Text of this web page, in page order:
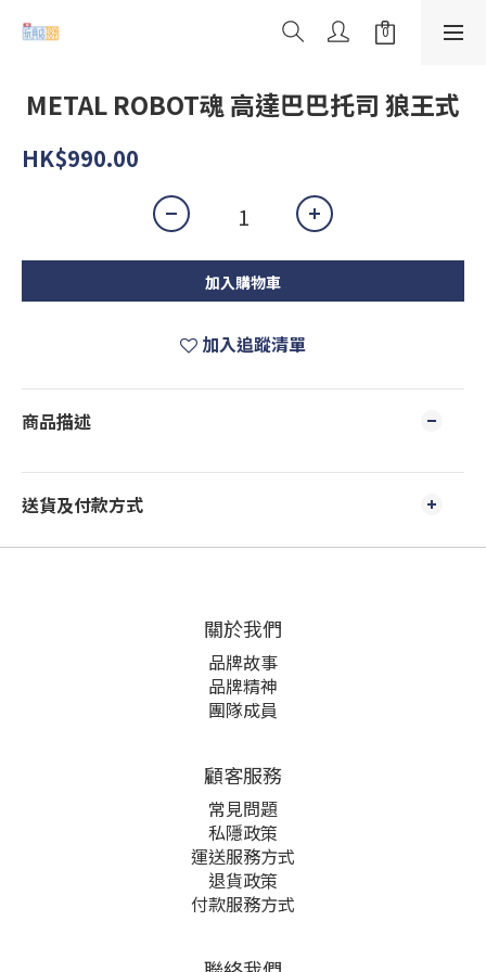
METAL ROBOT魂 高達巴巴托司 狼王式
HK$990.00
加入購物車
加入追蹤清單
商品描述
送貨及付款方式
關於我們
品牌故事
品牌精神
團隊成員
顧客服務
常見問題
私隱政策
運送服務方式
退貨政策
付款服務方式